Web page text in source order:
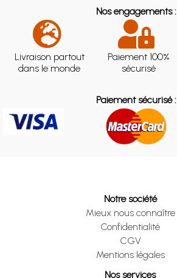
Nos engagements :
Livraison partout
dans le monde
Paiement 100%
sécurisé
Paiement sécurisé :
Notre société
Mieux nous connaître
Confidentialité
CGV
Mentions légales
Nos services